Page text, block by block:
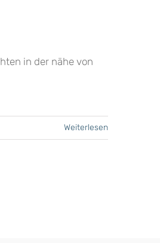
in der nähe von
Weiterlesen